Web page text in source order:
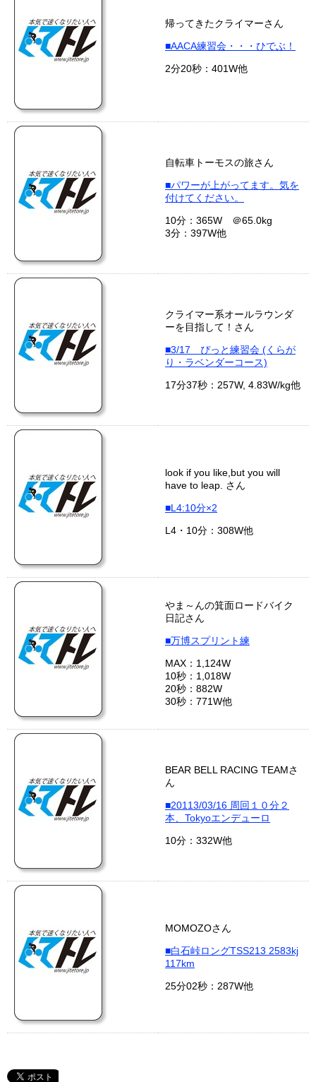
帰ってきたクライマーさん
■AACA練習会・・・ひでぶ！
2分20秒：401W他
自転車トーモスの旅さん
■パワーが上がってます。気を
付けてください。
10分：365W ＠65.0kg
3分：397W他
クライマー系オールラウンダ
ーを目指して！さん
■3/17 ぴっと練習会 (くらが
り・ラベンダーコース)
17分37秒：257W, 4.83W/kg他
look if you like,but you will
have to leap. さん
■L4:10分×2
L4・10分：308W他
やま～んの箕面ロードバイク
日記さん
■万博スプリント練
MAX：1,124W
10秒：1,018W
20秒：882W
30秒：771W他
BEAR BELL RACING TEAMさ
ん
■20113/03/16 周回１０分２
本、Tokyoエンデューロ
10分：332W他
MOMOZOさん
■白石峠ロングTSS213 2583kj
117km
25分02秒：287W他